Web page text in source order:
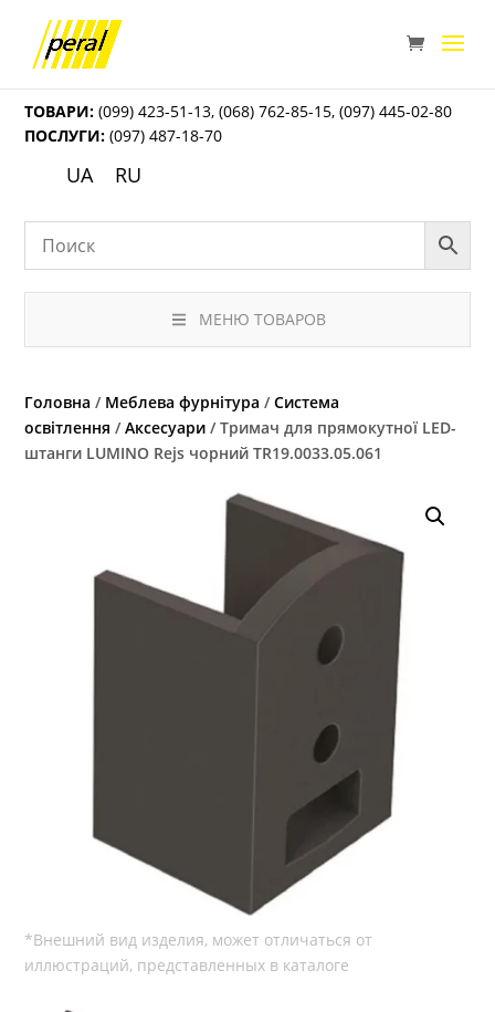
ТОВАРИ: (099) 423-51-13,(068) 762-85-15,(097) 445-02-80
ПОСЛУГИ: (097) 487-18-70
UA RU
МЕНЮ ТОВАРОВ
Головна / Меблева фурнітура /Система
освітлення /Аксесуари / Тримач для прямокутної LED-
штанги LUMINO Rejs чорний TR19.0033.05.061